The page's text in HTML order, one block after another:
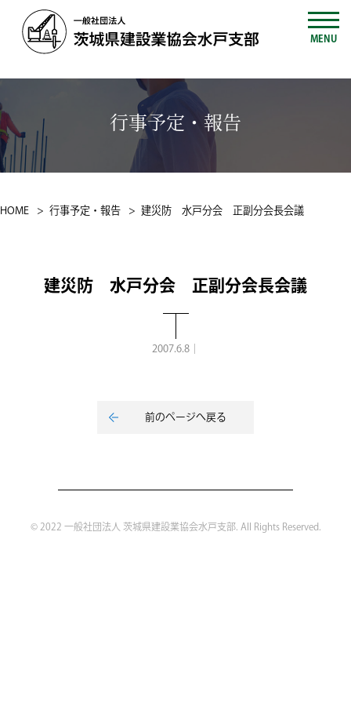
MENU
行事予定・報告
HOME 行事予定・報告 建災防 水戸分会 正副分会長会議
建災防 水戸分会 正副分会長会議
2007.6.8｜
前のページへ戻る
© 2022 一般社団法人 茨城県建設業協会水戸支部. All Rights Reserved.